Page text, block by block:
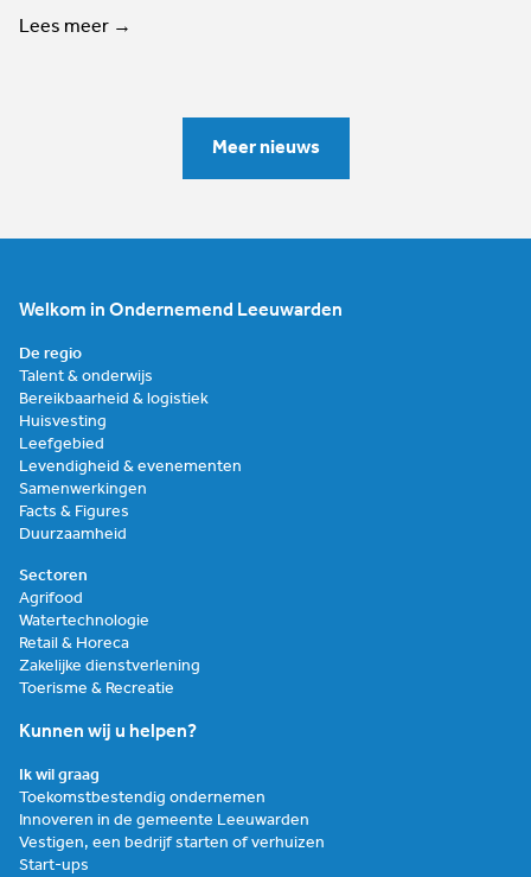
Lees meer →
Meer nieuws
Welkom in Ondernemend Leeuwarden
De regio
Talent & onderwijs
Bereikbaarheid & logistiek
Huisvesting
Leefgebied
Levendigheid & evenementen
Samenwerkingen
Facts & Figures
Duurzaamheid
Sectoren
Agrifood
Watertechnologie
Retail & Horeca
Zakelijke dienstverlening
Toerisme & Recreatie
Kunnen wij u helpen?
Ik wil graag
Toekomstbestendig ondernemen
Innoveren in de gemeente Leeuwarden
Vestigen, een bedrijf starten of verhuizen
Start-ups